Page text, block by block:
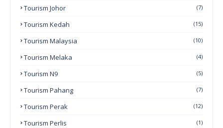
Tourism Johor (7)
Tourism Kedah (15)
Tourism Malaysia (10)
Tourism Melaka (4)
Tourism N9 (5)
Tourism Pahang (7)
Tourism Perak (12)
Tourism Perlis (1)